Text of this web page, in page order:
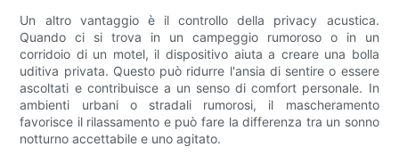
Un altro vantaggio è il controllo della privacy acustica.
Quando ci si trova in un campeggio rumoroso o in un
corridoio di un motel, il dispositivo aiuta a creare una bolla
uditiva privata. Questo può ridurre l'ansia di sentire o essere
ascoltati e contribuisce a un senso di comfort personale. In
ambienti urbani o stradali rumorosi, il mascheramento
favorisce il rilassamento e può fare la differenza tra un sonno
notturno accettabile e uno agitato.